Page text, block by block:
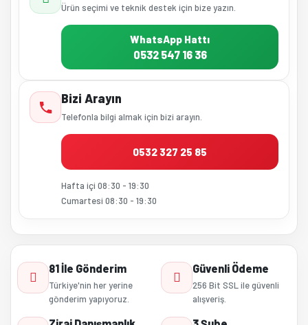
Ürün seçimi ve teknik destek için bize yazın.
WhatsApp Hattı
0532 547 16 36
Bizi Arayın
Telefonla bilgi almak için bizi arayın.
0532 327 25 85
Hafta içi 08:30 - 19:30
Cumartesi 08:30 - 19:30
81 İle Gönderim
Türkiye'nin her yerine
gönderim yapıyoruz.
Güvenli Ödeme
256 Bit SSL ile güvenli
alışveriş.